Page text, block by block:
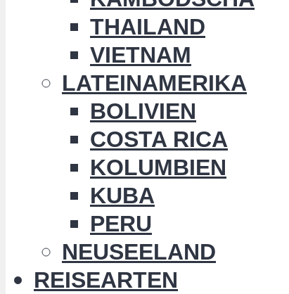
THAILAND
VIETNAM
LATEINAMERIKA
BOLIVIEN
COSTA RICA
KOLUMBIEN
KUBA
PERU
NEUSEELAND
REISEARTEN